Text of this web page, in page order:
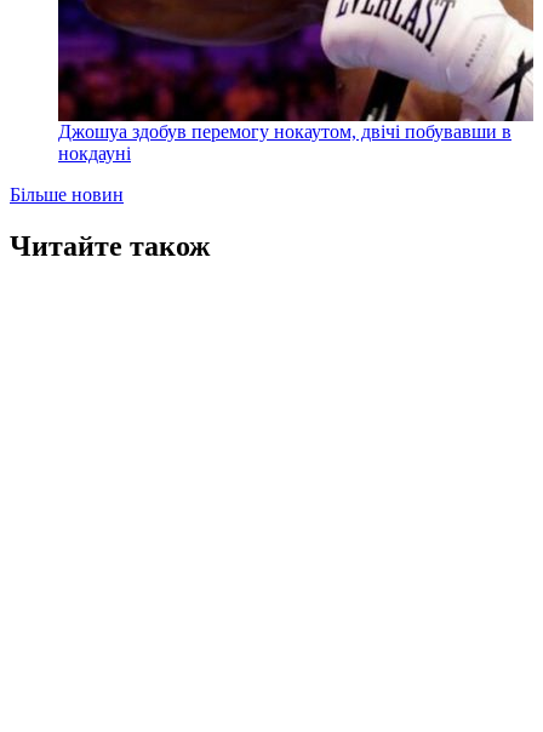
Джошуа здобув перемогу нокаутом, двічі побувавши в
нокдауні
Більше новин
Читайте також